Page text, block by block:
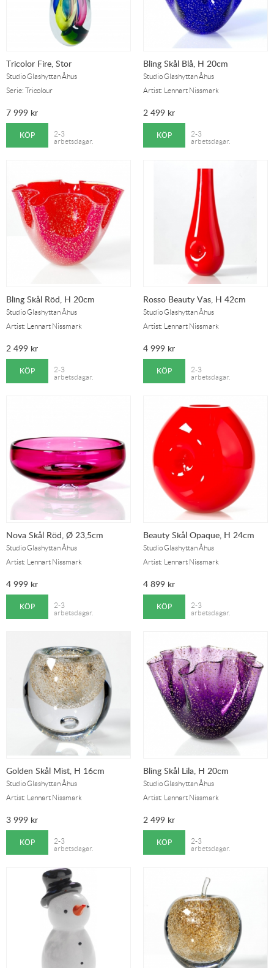
Tricolor Fire, Stor
Studio Glashyttan Åhus
Serie: Tricolour
7 999 kr
KÖP
2-3
arbetsdagar.
Bling Skål Blå, H 20cm
Studio Glashyttan Åhus
Artist: Lennart Nissmark
2 499 kr
KÖP
2-3
arbetsdagar.
Bling Skål Röd, H 20cm
Studio Glashyttan Åhus
Artist: Lennart Nissmark
2 499 kr
KÖP
2-3
arbetsdagar.
Rosso Beauty Vas, H 42cm
Studio Glashyttan Åhus
Artist: Lennart Nissmark
4 999 kr
KÖP
2-3
arbetsdagar.
Nova Skål Röd, Ø 23,5cm
Studio Glashyttan Åhus
Artist: Lennart Nissmark
4 999 kr
KÖP
2-3
arbetsdagar.
Beauty Skål Opaque, H 24cm
Studio Glashyttan Åhus
Artist: Lennart Nissmark
4 899 kr
KÖP
2-3
arbetsdagar.
Golden Skål Mist, H 16cm
Studio Glashyttan Åhus
Artist: Lennart Nissmark
3 999 kr
KÖP
2-3
arbetsdagar.
Bling Skål Lila, H 20cm
Studio Glashyttan Åhus
Artist: Lennart Nissmark
2 499 kr
KÖP
2-3
arbetsdagar.